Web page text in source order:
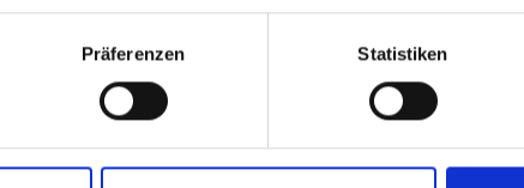
Präferenzen Statistiken